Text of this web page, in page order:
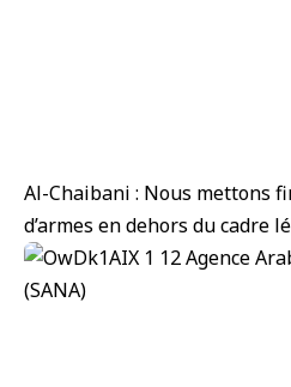
Al-Chaibani : Nous mettons
d’armes en dehors du cadre